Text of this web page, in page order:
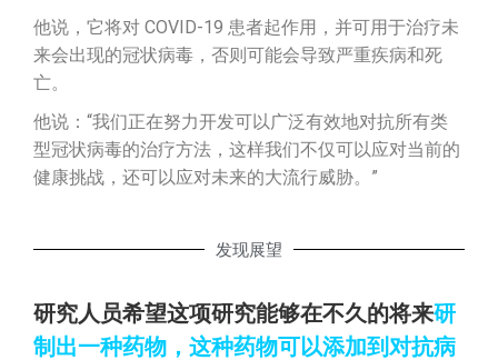
他说，它将对 COVID-19 患者起作用，并可用于治疗未
来会出现的冠状病毒，否则可能会导致严重疾病和死
亡。
他说：“我们正在努力开发可以广泛有效地对抗所有类
型冠状病毒的治疗方法，这样我们不仅可以应对当前的
健康挑战，还可以应对未来的大流行威胁。”
发现展望
研究人员希望这项研究能够在不久的将来研
制出一种药物，这种药物可以添加到对抗病